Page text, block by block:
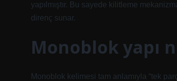
yapılmıştır. Bu sayede kilitleme
direnç sunar.
Monoblok yapı
Monoblok kelimesi tam anlamıyla “tek